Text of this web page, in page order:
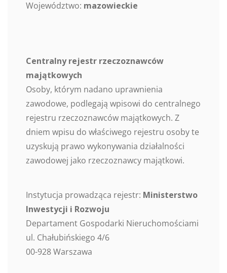
Województwo: mazowieckie
Centralny rejestr rzeczoznawców
majątkowych
Osoby, którym nadano uprawnienia
zawodowe, podlegają wpisowi do centralnego
rejestru rzeczoznawców majątkowych. Z
dniem wpisu do właściwego rejestru osoby te
uzyskują prawo wykonywania działalności
zawodowej jako rzeczoznawcy majątkowi.
Instytucja prowadząca rejestr: Ministerstwo
Inwestycji i Rozwoju
Departament Gospodarki Nieruchomościami
ul. Chałubińskiego 4/6
00-928 Warszawa